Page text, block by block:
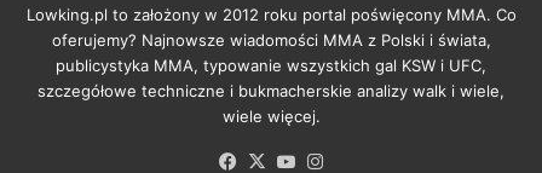
Lowking.pl to założony w 2012 roku portal poświęcony MMA. Co
oferujemy? Najnowsze wiadomości MMA z Polski i świata,
publicystyka MMA, typowanie wszystkich gal KSW i UFC,
szczegółowe techniczne i bukmacherskie analizy walk i wiele,
wiele więcej.
Facebook
X YouTube